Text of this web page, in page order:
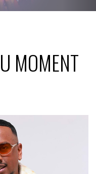
MOMENT